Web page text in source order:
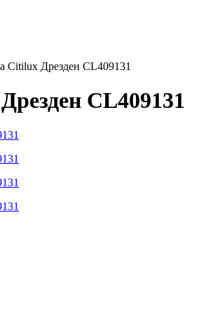
Citilux Дрезден CL409131
CL409131